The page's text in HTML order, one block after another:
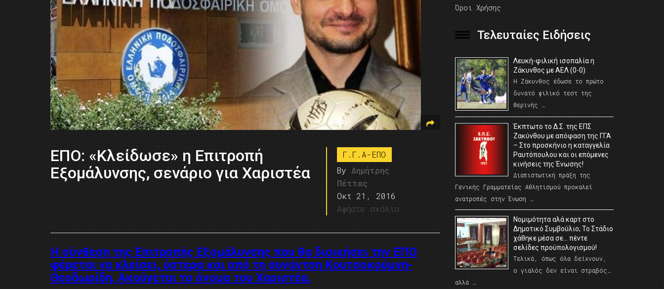
EΠΟ: «Κλείδωσε» η Επιτροπή
Εξομάλυνσης, σενάριο για Χαριστέα
Γ.Γ.Α-ΕΠΟ
By Δημήτρης
Πέττας
Οκτ 21, 2016
Αφήστε σχόλιο
Η σύνθεση της Επιτροπής Εξομάλυνσης που θα διοικήσει την ΕΠΟ
φέρεται να κλείσει, ύστερα και από τη συνάντση Κουτσοκούμνη-
Θεοδωρίδη. Ακούγεται το όνομα του Χαριστέα.
Όροι Χρήσης
Τελευταίες Ειδήσεις
Λευκή-φιλική ισοπαλία η
Ζάκυνθος με ΑΕΛ (0-0)
Η Ζάκυνθος έδωσε το πρώτο
δυνατό φιλικό τεστ της
θερινής …
Έκπτωτο το Δ.Σ. της ΕΠΣ
Ζακύνθου με απόφαση της ΓΓΑ
– Στο προσκήνιο η καταγγελία
Ραυτόπουλου και οι επόμενες
κινήσεις της Ένωσης!
Διαπιστωτική πράξη της
Γενικής Γραμματείας Αθλητισμού προκαλεί
ανατροπές στην Ένωση …
Νομιμότητα αλά καρτ στο
Δημοτικό Συμβούλιο; Το Στάδιο
χάθηκε μέσα σε… πέντε
σελίδες προϋπολογισμού!
Τελικά, όπως όλα δείχνουν,
ο γιαλός δεν είναι στραβός…
αλλά …